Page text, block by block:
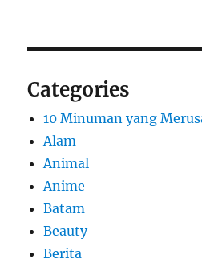
Categories
10 Minuman yang
Alam
Animal
Anime
Batam
Beauty
Berita